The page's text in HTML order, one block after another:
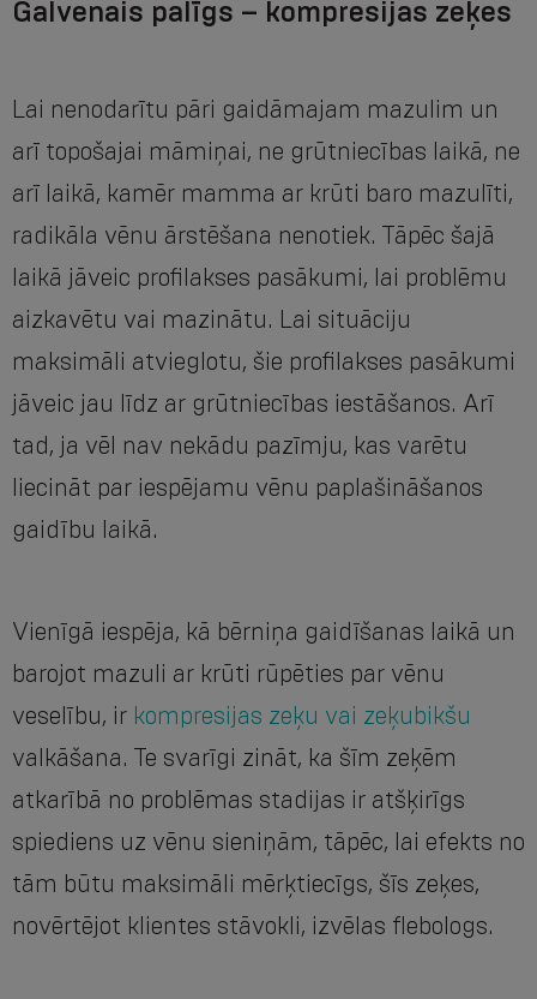
Galvenais palīgs – kompresijas zeķes
Lai nenodarītu pāri gaidāmajam mazulim un
arī topošajai māmiņai, ne grūtniecības laikā, ne
arī laikā, kamēr mamma ar krūti baro mazulīti,
radikāla vēnu ārstēšana nenotiek. Tāpēc šajā
laikā jāveic profilakses pasākumi, lai problēmu
aizkavētu vai mazinātu. Lai situāciju
maksimāli atvieglotu, šie profilakses pasākumi
jāveic jau līdz ar grūtniecības iestāšanos. Arī
tad, ja vēl nav nekādu pazīmju, kas varētu
liecināt par iespējamu vēnu paplašināšanos
gaidību laikā.
Vienīgā iespēja, kā bērniņa gaidīšanas laikā un
barojot mazuli ar krūti rūpēties par vēnu
veselību, ir kompresijas zeķu vai zeķubikšu
valkāšana. Te svarīgi zināt, ka šīm zeķēm
atkarībā no problēmas stadijas ir atšķirīgs
spiediens uz vēnu sieniņām, tāpēc, lai efekts no
tām būtu maksimāli mērķtiecīgs, šīs zeķes,
novērtējot klientes stāvokli, izvēlas flebologs.